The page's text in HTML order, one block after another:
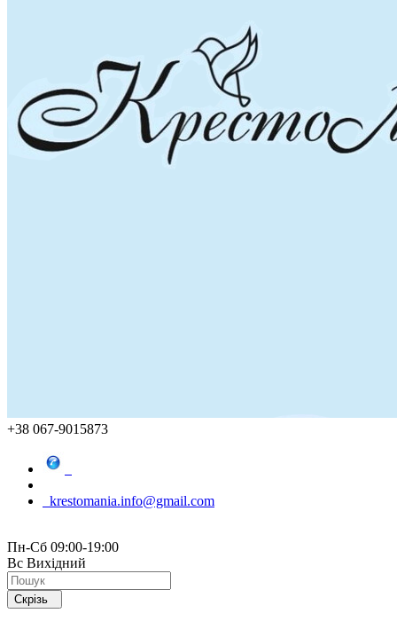
+38 067-9015873
krestomania.info@gmail.com
Пн-Сб 09:00-19:00
Вс Вихідний
Скрізь